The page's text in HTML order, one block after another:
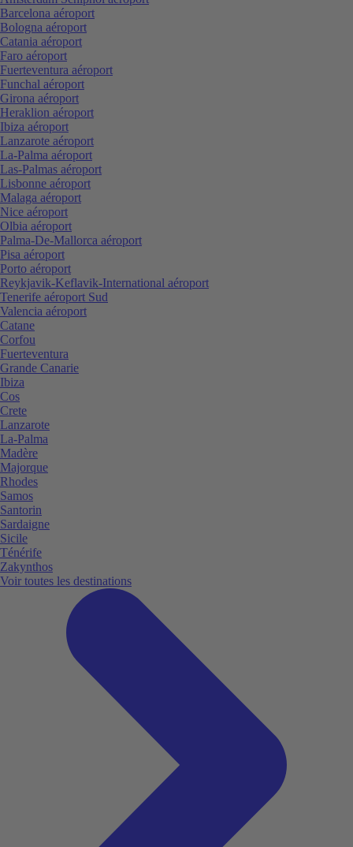
Barcelona aéroport
Bologna aéroport
Catania aéroport
Faro aéroport
Fuerteventura aéroport
Funchal aéroport
Girona aéroport
Heraklion aéroport
Ibiza aéroport
Lanzarote aéroport
La-Palma aéroport
Las-Palmas aéroport
Lisbonne aéroport
Malaga aéroport
Nice aéroport
Olbia aéroport
Palma-De-Mallorca aéroport
Pisa aéroport
Porto aéroport
Reykjavik-Keflavik-International aéroport
Tenerife aéroport Sud
Valencia aéroport
Catane
Corfou
Fuerteventura
Grande Canarie
Ibiza
Cos
Crete
Lanzarote
La-Palma
Madère
Majorque
Rhodes
Samos
Santorin
Sardaigne
Sicile
Ténérife
Zakynthos
Voir toutes les destinations